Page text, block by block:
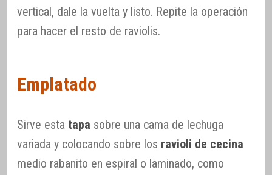
vertical, dale la vuelta y listo. Repite la operación
para hacer el resto de raviolis.
Emplatado
Sirve esta tapa sobre una cama de lechuga
variada y colocando sobre los ravioli de cecina
medio rabanito en espiral o laminado, como